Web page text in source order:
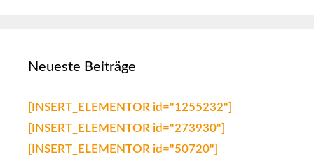
Neueste Beiträge
[INSERT_ELEMENTOR id="1255232"]
[INSERT_ELEMENTOR id="273930"]
[INSERT_ELEMENTOR id="50720"]